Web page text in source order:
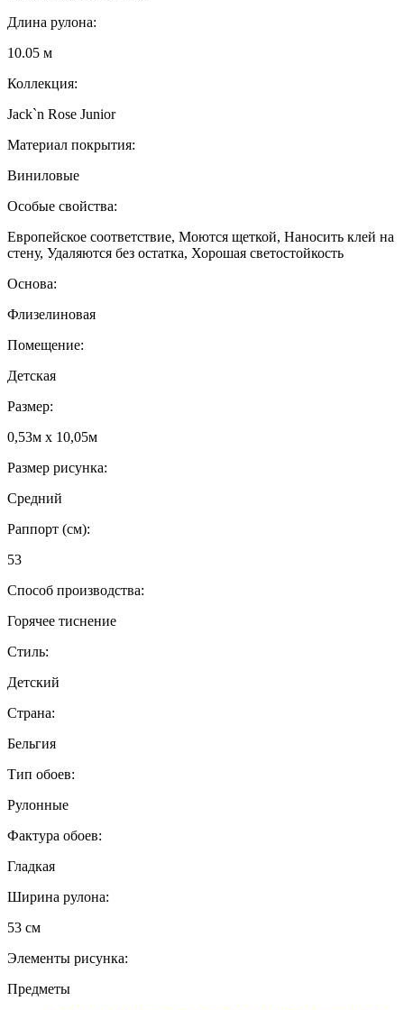
Длина рулона:
10.05 м
Коллекция:
Jack`n Rose Junior
Материал покрытия:
Виниловые
Особые свойства:
Европейское соответствие, Моются щеткой, Наносить клей на
стену, Удаляются без остатка, Хорошая светостойкость
Основа:
Флизелиновая
Помещение:
Детская
Размер:
0,53м x 10,05м
Размер рисунка:
Средний
Раппорт (см):
53
Способ производства:
Горячее тиснение
Стиль:
Детский
Страна:
Бельгия
Тип обоев:
Рулонные
Фактура обоев:
Гладкая
Ширина рулона:
53 см
Элементы рисунка:
Предметы